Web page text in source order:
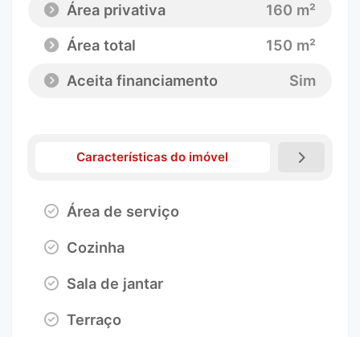
Área privativa
160 m²
Área total
150 m²
Aceita financiamento
Sim
Características do imóvel
Área de serviço
Cozinha
Sala de jantar
Terraço